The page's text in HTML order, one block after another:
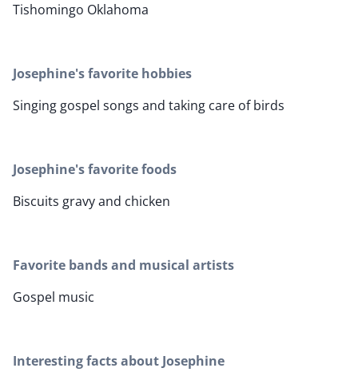
Tishomingo Oklahoma
Josephine's favorite hobbies
Singing gospel songs and taking care of birds
Josephine's favorite foods
Biscuits gravy and chicken
Favorite bands and musical artists
Gospel music
Interesting facts about Josephine